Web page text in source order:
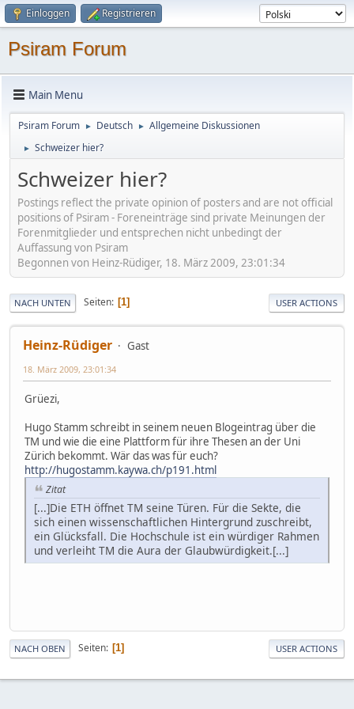
Einloggen Registrieren
Psiram Forum
Main Menu
Psiram Forum ► Deutsch ► Allgemeine Diskussionen
► Schweizer hier?
Schweizer hier?
Postings reflect the private opinion of posters and are not official
positions of Psiram - Foreneinträge sind private Meinungen der
Forenmitglieder und entsprechen nicht unbedingt der
Auffassung von Psiram
Begonnen von Heinz-Rüdiger, 18. März 2009, 23:01:34
NACH UNTEN Seiten 1 USER ACTIONS
Heinz-Rüdiger Gast
18. März 2009, 23:01:34
Grüezi,
Hugo Stamm schreibt in seinem neuen Blogeintrag über die
TM und wie die eine Plattform für ihre Thesen an der Uni
Zürich bekommt. Wär das was für euch?
http://hugostamm.kaywa.ch/p191.html
Zitat
[...]Die ETH öffnet TM seine Türen. Für die Sekte, die
sich einen wissenschaftlichen Hintergrund zuschreibt,
ein Glücksfall. Die Hochschule ist ein würdiger Rahmen
und verleiht TM die Aura der Glaubwürdigkeit.[...]
NACH OBEN Seiten 1 USER ACTIONS